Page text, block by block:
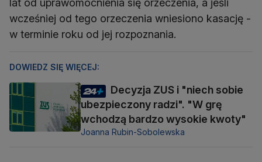
lat od uprawomocnienia się orzeczenia, a jeśli
wcześniej od tego orzeczenia wniesiono kasację -
w terminie roku od jej rozpoznania.
DOWIEDZ SIĘ WIĘCEJ:
Decyzja ZUS i "niech sobie
ubezpieczony radzi". "W grę
wchodzą bardzo wysokie kwoty"
Joanna Rubin-Sobolewska